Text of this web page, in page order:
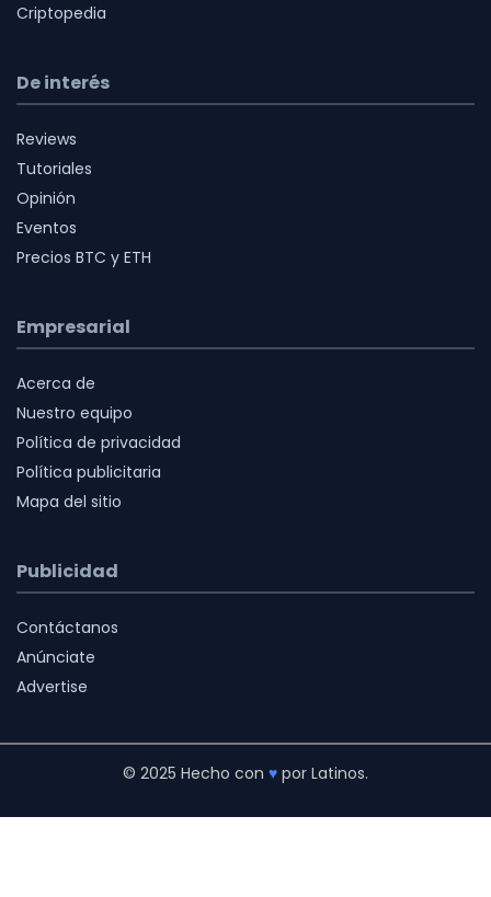
Criptopedia
De interés
Reviews
Tutoriales
Opinión
Eventos
Precios BTC y ETH
Empresarial
Acerca de
Nuestro equipo
Política de privacidad
Política publicitaria
Mapa del sitio
Publicidad
Contáctanos
Anúnciate
Advertise
© 2025 Hecho con ♥ por Latinos.